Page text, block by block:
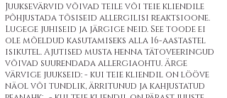
Juuksevärvid võivad teile või teie kliendile
põhjustada tõsiseid allergilisi reaktsioone.
Lugege juhiseid ja järgige neid. See toode ei
ole mõeldud kasutamiseks alla 16-aastastel
isikutel. Ajutised musta henna tätoveeringud
võivad suurendada allergiaohtu. Ärge
värvige juukseid: - kui teie kliendil on lööve
näol või tundlik, ärritunud ja kahjustatud